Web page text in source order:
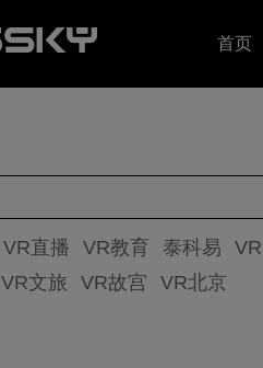
首页
VR直播 VR教育 泰科易
VR文旅 VR故宫 VR北京